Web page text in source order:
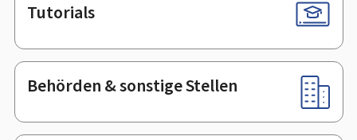
Tutorials
Behörden & sonstige Stellen